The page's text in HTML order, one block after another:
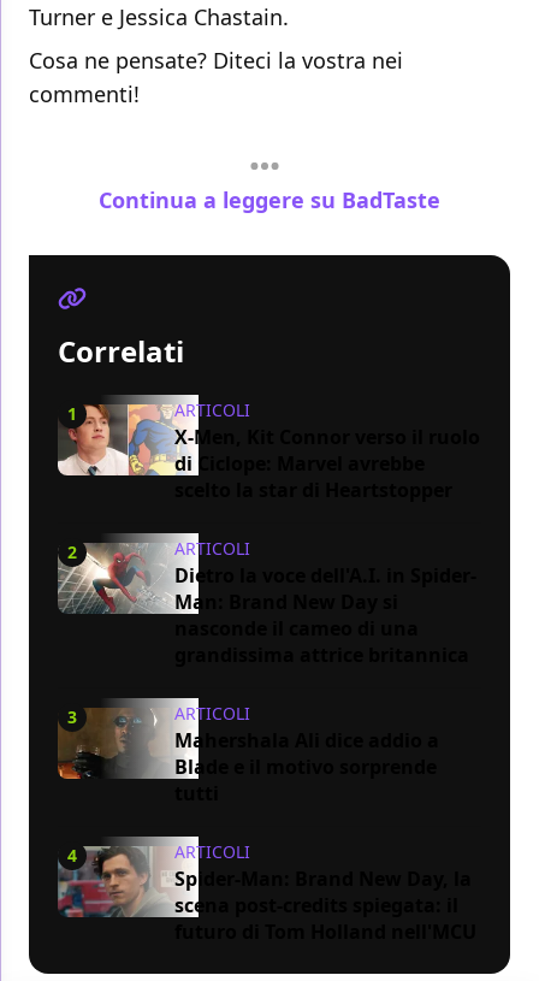
Turner e Jessica Chastain.
Cosa ne pensate? Diteci la vostra nei
commenti!
Continua a leggere su BadTaste
Correlati
1 ARTICOLI
X-Men, Kit Connor verso il ruolo
di Ciclope: Marvel avrebbe
2 ARTICOLI
Dietro la voce dell'A.I. in Spider-
Man: Brand New Day si
3 ARTICOLI
Mahershala Ali dice addio a
Blade e il motivo sorprende
4 ARTICOLI
Spider-Man: Brand New Day, la
scena post-credits spiegata: il